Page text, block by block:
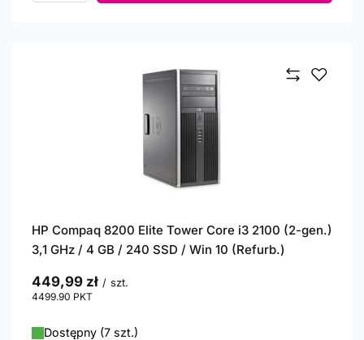
HP Compaq 8200 Elite Tower Core i3 2100 (2-gen.)
3,1 GHz / 4 GB / 240 SSD / Win 10 (Refurb.)
449,99 zł / szt.
4499.90 PKT
Dostępny (7 szt.)